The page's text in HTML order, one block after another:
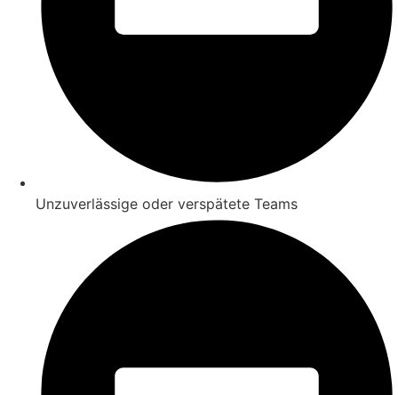
Unzuverlässige oder verspätete Teams